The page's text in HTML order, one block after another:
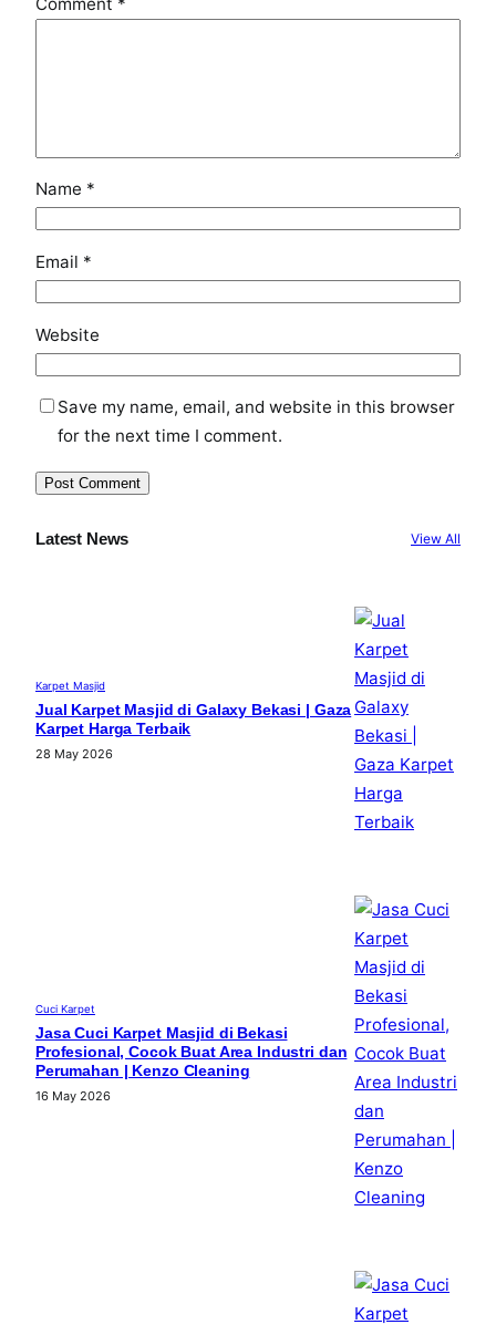
Name *
Email *
Website
Save my name, email, and website in this browser
for the next time I comment.
Latest News View All
Karpet Masjid
Jual Karpet Masjid di Galaxy Bekasi | Gaza
Karpet Harga Terbaik
28 May 2026
Cuci Karpet
Jasa Cuci Karpet Masjid di Bekasi
Profesional, Cocok Buat Area Industri dan
Perumahan | Kenzo Cleaning
16 May 2026